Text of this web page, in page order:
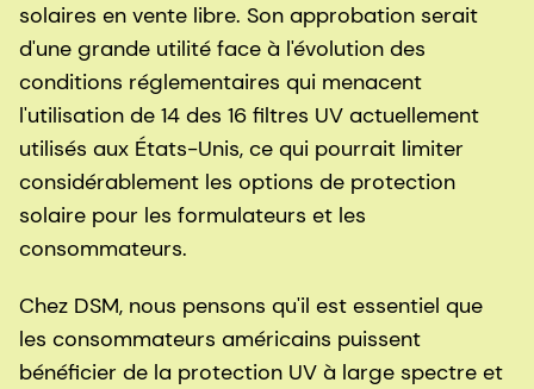
solaires en vente libre. Son approbation serait
d'une grande utilité face à l'évolution des
conditions réglementaires qui menacent
l'utilisation de 14 des 16 filtres UV actuellement
utilisés aux États-Unis, ce qui pourrait limiter
considérablement les options de protection
solaire pour les formulateurs et les
consommateurs.
Chez DSM, nous pensons qu'il est essentiel que
les consommateurs américains puissent
bénéficier de la protection UV à large spectre et